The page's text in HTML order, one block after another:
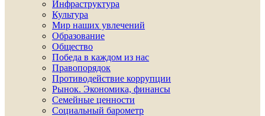
Инфраструктура
Культура
Мир наших увлечений
Образование
Общество
Победа в каждом из нас
Правопорядок
Противодействие коррупции
Рынок. Экономика, финансы
Семейные ценности
Социальный барометр